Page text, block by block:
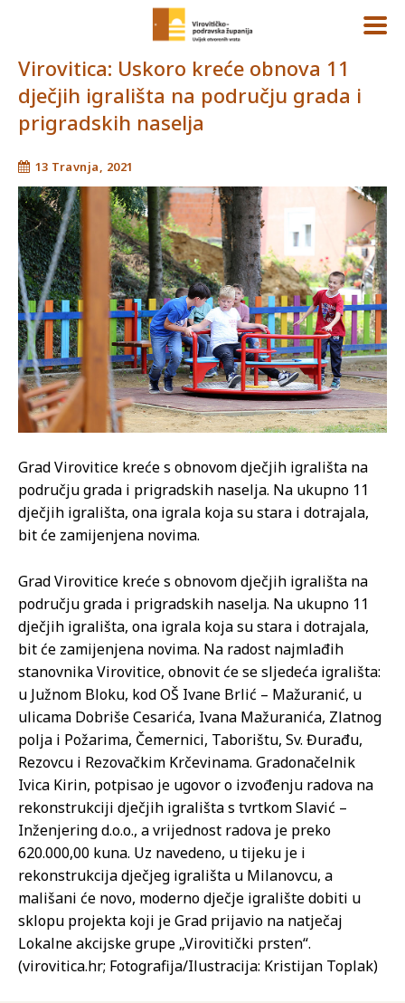
Virovitica: Uskoro kreće obnova 11
dječjih igrališta na području grada i
prigradskih naselja
13 Travnja, 2021
Grad Virovitice kreće s obnovom dječjih igrališta na
području grada i prigradskih naselja. Na ukupno 11
dječjih igrališta, ona igrala koja su stara i dotrajala,
bit će zamijenjena novima.
Grad Virovitice kreće s obnovom dječjih igrališta na
području grada i prigradskih naselja. Na ukupno 11
dječjih igrališta, ona igrala koja su stara i dotrajala,
bit će zamijenjena novima. Na radost najmlađih
stanovnika Virovitice, obnovit će se sljedeća igrališta:
u Južnom Bloku, kod OŠ Ivane Brlić – Mažuranić, u
ulicama Dobriše Cesarića, Ivana Mažuranića, Zlatnog
polja i Požarima, Čemernici, Taborištu, Sv. Đurađu,
Rezovcu i Rezovačkim Krčevinama. Gradonačelnik
Ivica Kirin, potpisao je ugovor o izvođenju radova na
rekonstrukciji dječjih igrališta s tvrtkom Slavić –
Inženjering d.o.o., a vrijednost radova je preko
620.000,00 kuna. Uz navedeno, u tijeku je i
rekonstrukcija dječjeg igrališta u Milanovcu, a
mališani će novo, moderno dječje igralište dobiti u
sklopu projekta koji je Grad prijavio na natječaj
Lokalne akcijske grupe „Virovitički prsten“.
(virovitica.hr; Fotografija/Ilustracija: Kristijan Toplak)